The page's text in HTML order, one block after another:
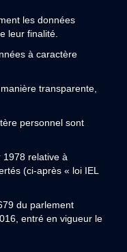
les données
leur finalité.
à caractère
transparente,
personnel sont
relative à
(ci-après « loi IEL
du parlement
entré en vigueur le